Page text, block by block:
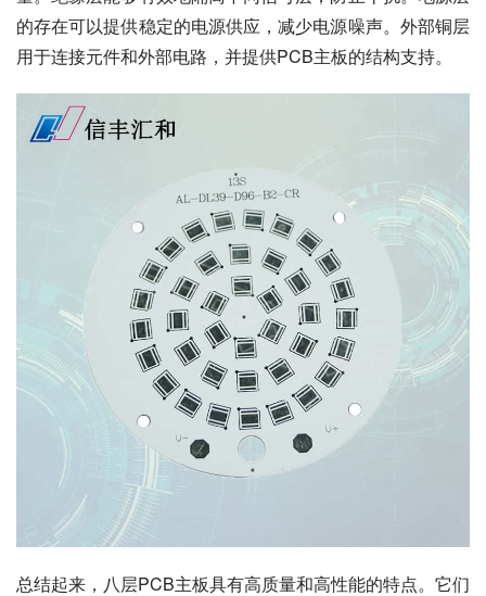
的存在可以提供稳定的电源供应，减少电源噪声。外部铜层
用于连接元件和外部电路，并提供PCB主板的结构支持。
总结起来，八层PCB主板具有高质量和高性能的特点。它们